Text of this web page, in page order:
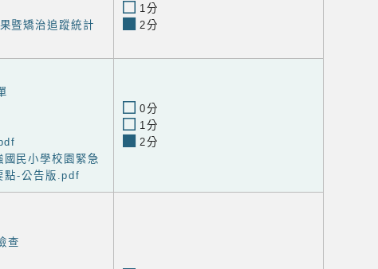
暨矯治追蹤統計
1分
2分
民小學校園緊急
點-公告版.pdf
0分
1分
2分
查